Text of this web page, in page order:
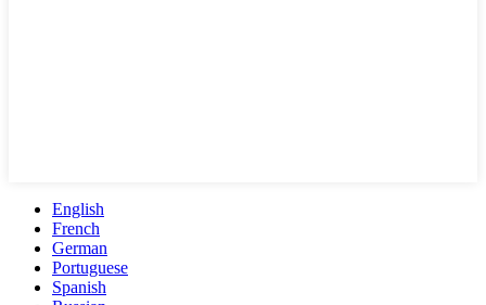
English
French
German
Portuguese
Spanish